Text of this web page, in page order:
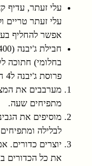
עלי זעתר, עדיף
עלי זעתר טריים
אפשר להחליף
בחלומי) חתוכה
פרוסת ג'יבנה ל4 חתיכות.
מערבבים את
מתפיחים שעה.
מוסיפים את
לבלילה
יוצרים כדורים.
את כל הכדורים